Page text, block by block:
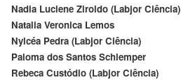
Nadia Luciene Ziroldo (Labjor Ciência)
Natalia Veronica Lemos
Nylcéa Pedra (Labjor Ciência)
Paloma dos Santos Schlemper
Rebeca Custódio (Labjor Ciência)